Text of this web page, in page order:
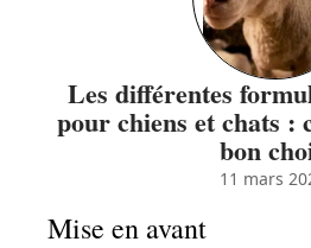
Les différentes
pour chiens et chats :
bon
11 mars
Mise en avant